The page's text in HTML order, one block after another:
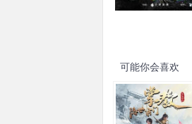
可能你会喜欢